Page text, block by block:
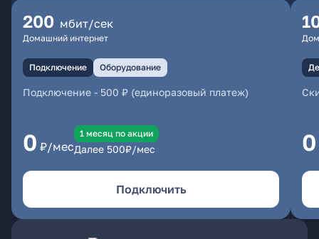
200 мбит/сек
Домашний интернет
Подключение Оборудование
Подключение - 500 ₽ (единоразовый платеж)
0 ₽/мес
1 месяц по акции
Далее 500₽/мес
Подключить
0